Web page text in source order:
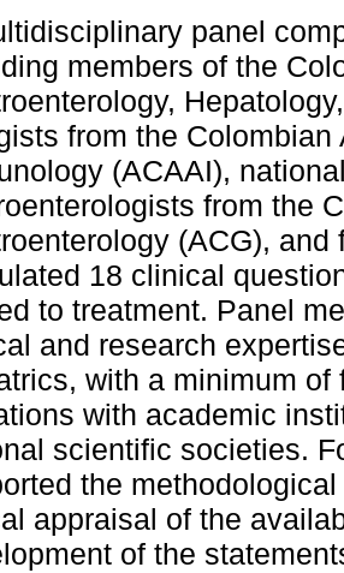
panel
members of the
from the
(ACAAI),
from the
(ACG),
18 clinical
to treatment. Panel
and research
with a minimum
with academic
scientific societies.
the
appraisal of the
of the